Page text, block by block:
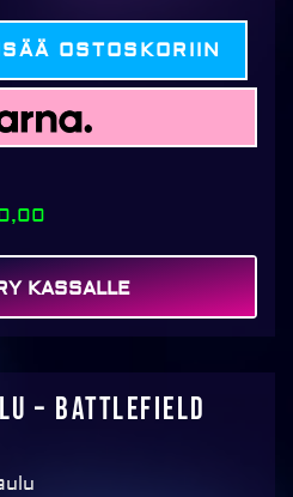
OSTOSKORIIN
KASSALLE
– Battlefield